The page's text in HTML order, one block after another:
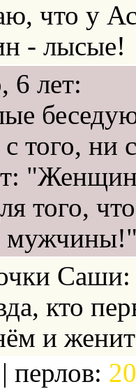
что у
- лысые!
6 лет:
того, ни
того,
Саши:
кто
и
| перлов: